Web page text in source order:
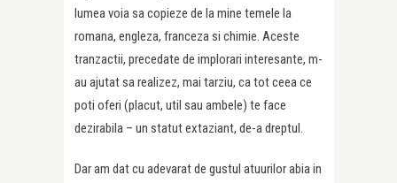
lumea voia sa copieze de la mine temele la
romana, engleza, franceza si chimie. Aceste
tranzactii, precedate de implorari interesante, m-
au ajutat sa realizez, mai tarziu, ca tot ceea ce
poti oferi (placut, util sau ambele) te face
dezirabila – un statut extaziant, de-a dreptul.
Dar am dat cu adevarat de gustul atuurilor abia in